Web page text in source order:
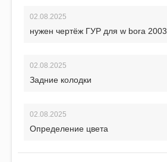
02.08.2025
нужен чертёж ГУР для w bora 2003
02.08.2025
Задние колодки
02.08.2025
Определение цвета